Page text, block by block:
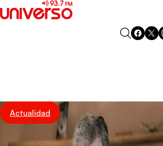
Podcasts
Actualidad